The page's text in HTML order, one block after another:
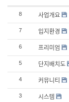
8 사업개요
7 입지환경
6 프리미엄
5 단지배치도
4 커뮤니티
3 시스템